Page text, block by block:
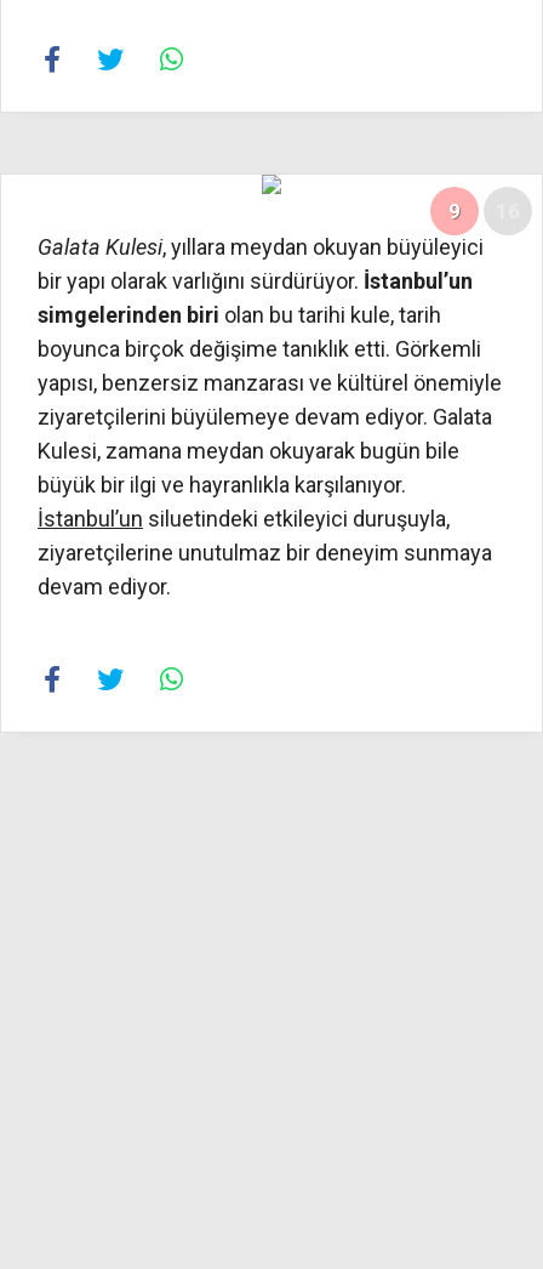
9
Galata Kulesi, yıllara meydan okuyan büyüleyici
bir yapı olarak varlığını sürdürüyor. İstanbul’un
simgelerinden biri olan bu tarihi kule, tarih
boyunca birçok değişime tanıklık etti. Görkemli
yapısı, benzersiz manzarası ve kültürel önemiyle
ziyaretçilerini büyülemeye devam ediyor. Galata
Kulesi, zamana meydan okuyarak bugün bile
büyük bir ilgi ve hayranlıkla karşılanıyor.
İstanbul’un siluetindeki etkileyici duruşuyla,
ziyaretçilerine unutulmaz bir deneyim sunmaya
devam ediyor.